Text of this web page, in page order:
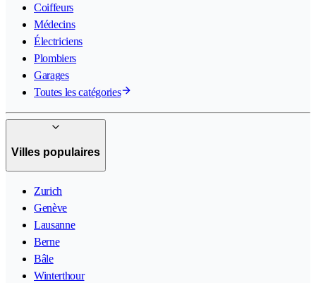
Coiffeurs
Médecins
Électriciens
Plombiers
Garages
Toutes les catégories
Villes populaires
Zurich
Genève
Lausanne
Berne
Bâle
Winterthour